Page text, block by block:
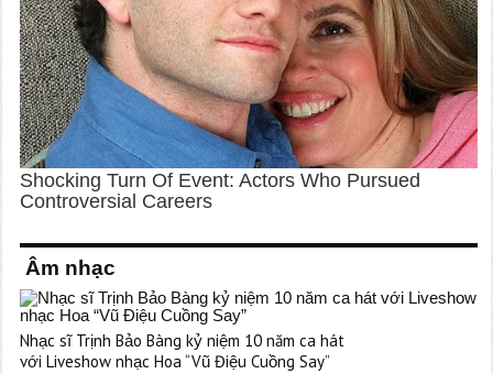
Âm nhạc
Nhạc sĩ Trịnh Bảo Bàng kỷ niệm 10 năm ca hát
với Liveshow nhạc Hoa “Vũ Điệu Cuồng Say”